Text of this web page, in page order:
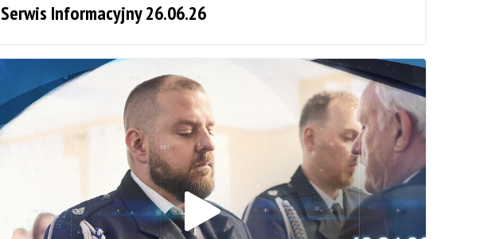
Serwis Informacyjny 26.06.26